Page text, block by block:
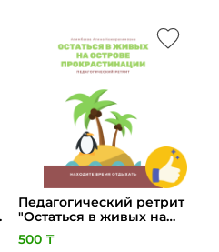
Педагогический ретрит
"Остаться в живых на
острове прокрастинации"
500 ₸